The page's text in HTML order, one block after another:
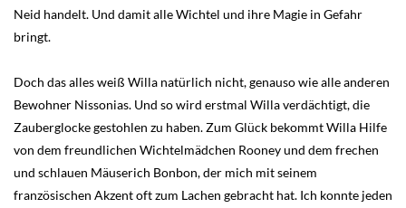
Neid handelt. Und damit alle Wichtel und ihre Magie in Gefahr
bringt.
Doch das alles weiß Willa natürlich nicht, genauso wie alle anderen
Bewohner Nissonias. Und so wird erstmal Willa verdächtigt, die
Zauberglocke gestohlen zu haben. Zum Glück bekommt Willa Hilfe
von dem freundlichen Wichtelmädchen Rooney und dem frechen
und schlauen Mäuserich Bonbon, der mich mit seinem
französischen Akzent oft zum Lachen gebracht hat. Ich konnte jeden